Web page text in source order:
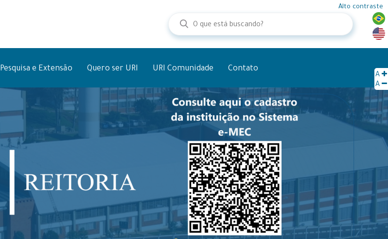
Alto contraste
A
A
Pesquisa e Extensão Quero ser URI URI Comunidade Contato